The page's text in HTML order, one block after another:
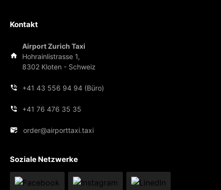
Kontakt
Airport Zurich Taxi
Hohrainlistrasse 1,
8302 Kloten - Schweiz
+41 43 556 94 94 (Büro)
+41 76 476 35 35
order@airporttaxi.taxi
Soziale Netzwerke